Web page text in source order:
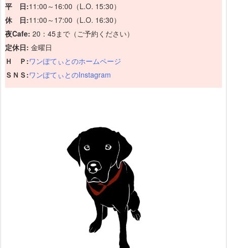
平 日:11:00～16:00（L.O. 15:30）
休 日:11:00～17:00（L.O. 16:30）
夜Cafe: 20：45まで（ご予約ください）
定休日: 金曜日
Ｈ Ｐ:ワンぽてぃとのホームページ
ＳＮＳ:ワンぽてぃとのInstagram